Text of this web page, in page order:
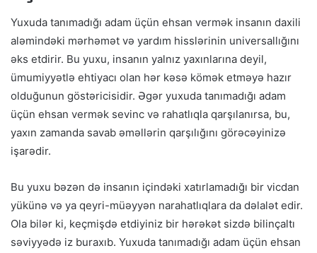
Yuxuda tanımadığı adam üçün ehsan vermək insanın daxili
aləmindəki mərhəmət və yardım hisslərinin universallığını
əks etdirir. Bu yuxu, insanın yalnız yaxınlarına deyil,
ümumiyyətlə ehtiyacı olan hər kəsə kömək etməyə hazır
olduğunun göstəricisidir. Əgər yuxuda tanımadığı adam
üçün ehsan vermək sevinc və rahatlıqla qarşılanırsa, bu,
yaxın zamanda savab əməllərin qarşılığını görəcəyinizə
işarədir.
Bu yuxu bəzən də insanın içindəki xatırlamadığı bir vicdan
yükünə və ya qeyri-müəyyən narahatlıqlara da dəlalət edir.
Ola bilər ki, keçmişdə etdiyiniz bir hərəkət sizdə bilinçaltı
səviyyədə iz buraxıb. Yuxuda tanımadığı adam üçün ehsan